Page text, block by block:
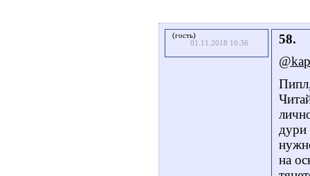
(гость)
01.11.2018 10:36
58.
дури
на